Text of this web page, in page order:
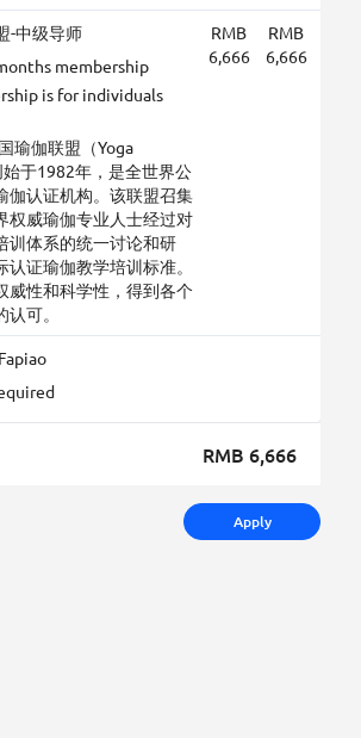
-中级导师
membership
is for individuals
瑜伽联盟（Yoga
于1982年，是全世界公
伽认证机构。该联盟召集
权威瑜伽专业人士经过对
训体系的统一讨论和研
认证瑜伽教学培训标准。
威性和科学性，得到各个
可。
RMB
6,666
RMB
6,666
RMB 6,666
Apply